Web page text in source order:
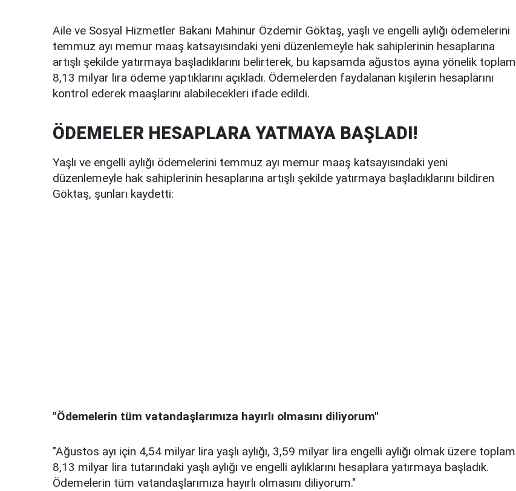
Aile ve Sosyal Hizmetler Bakanı Mahinur Özdemir Göktaş, yaşlı ve engelli aylığı ödemelerini
temmuz ayı memur maaş katsayısındaki yeni düzenlemeyle hak sahiplerinin hesaplarına
artışlı şekilde yatırmaya başladıklarını belirterek, bu kapsamda ağustos ayına yönelik toplam
8,13 milyar lira ödeme yaptıklarını açıkladı. Ödemelerden faydalanan kişilerin hesaplarını
kontrol ederek maaşlarını alabilecekleri ifade edildi.
ÖDEMELER HESAPLARA YATMAYA BAŞLADI!
Yaşlı ve engelli aylığı ödemelerini temmuz ayı memur maaş katsayısındaki yeni
düzenlemeyle hak sahiplerinin hesaplarına artışlı şekilde yatırmaya başladıklarını bildiren
Göktaş, şunları kaydetti:
"Ödemelerin tüm vatandaşlarımıza hayırlı olmasını diliyorum"
"Ağustos ayı için 4,54 milyar lira yaşlı aylığı, 3,59 milyar lira engelli aylığı olmak üzere toplam
8,13 milyar lira tutarındaki yaşlı aylığı ve engelli aylıklarını hesaplara yatırmaya başladık.
Ödemelerin tüm vatandaşlarımıza hayırlı olmasını diliyorum."